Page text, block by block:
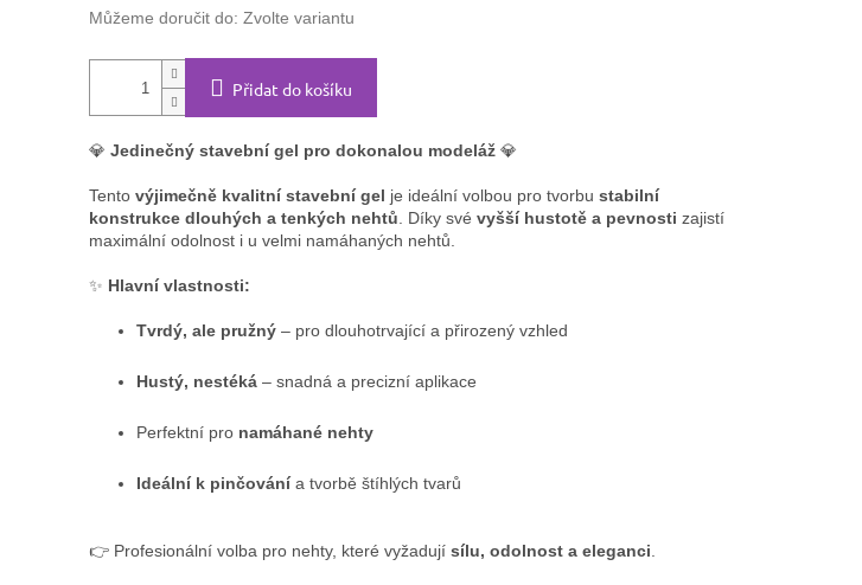
Můžeme doručit do: Zvolte variantu
Přidat do košíku
💎 Jedinečný stavební gel pro dokonalou modeláž 💎
Tento výjimečně kvalitní stavební gel je ideální volbou pro tvorbu stabilní
konstrukce dlouhých a tenkých nehtů. Díky své vyšší hustotě a pevnosti zajistí
maximální odolnost i u velmi namáhaných nehtů.
✨ Hlavní vlastnosti:
Tvrdý, ale pružný – pro dlouhotrvající a přirozený vzhled
Hustý, nestéká – snadná a precizní aplikace
Perfektní pro namáhané nehty
Ideální k pinčovánía tvorbě štíhlých tvarů
👉 Profesionální volba pro nehty, které vyžadují sílu, odolnost a eleganci.